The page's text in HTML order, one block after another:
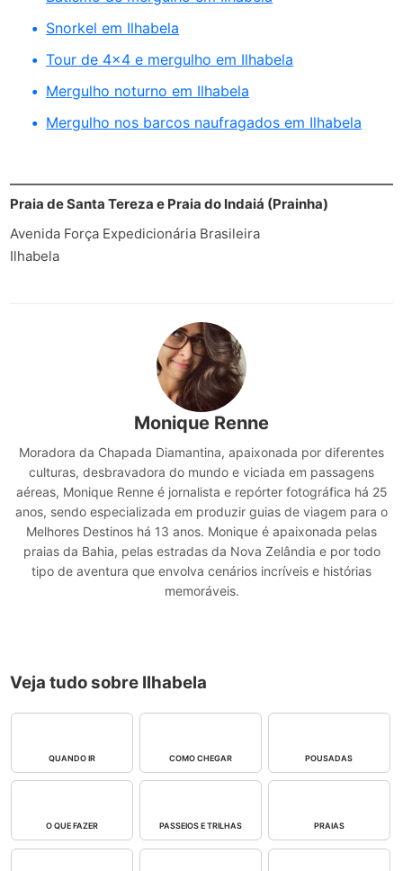
Snorkel em Ilhabela
Tour de 4x4 e mergulho em Ilhabela
Mergulho noturno em Ilhabela
Mergulho nos barcos naufragados em Ilhabela
Praia de Santa Tereza e Praia do Indaiá (Prainha)
Avenida Força Expedicionária Brasileira
Ilhabela
Monique Renne
Moradora da Chapada Diamantina, apaixonada por diferentes
culturas, desbravadora do mundo e viciada em passagens
aéreas, Monique Renne é jornalista e repórter fotográfica há 25
anos, sendo especializada em produzir guias de viagem para o
Melhores Destinos há 13 anos. Monique é apaixonada pelas
praias da Bahia, pelas estradas da Nova Zelândia e por todo
tipo de aventura que envolva cenários incríveis e histórias
memoráveis.
Veja tudo sobre Ilhabela
QUANDO IR COMO CHEGAR POUSADAS
O QUE FAZER PASSEIOS E TRILHAS PRAIAS